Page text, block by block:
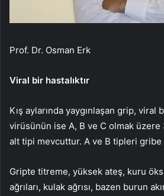
Prof. Dr. Osman Erk
Viral bir hastalıktır
Kış aylarında yaygınlaşan grip, viral
virüsünün ise A, B ve C olmak üzere
alt tipi mevcuttur. A ve B tipleri gribe
Gripte titreme, yüksek ateş, kuru
ağrıları, kulak ağrısı, bazen burun